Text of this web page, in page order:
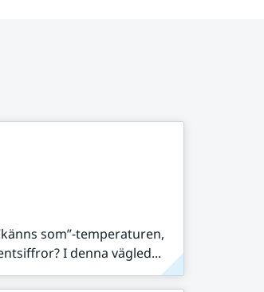
som”-temperaturen,
I denna vägled...